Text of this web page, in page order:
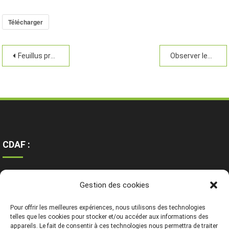
Gestion des cookies
Pour offrir les meilleures expériences, nous utilisons des technologies
telles que les cookies pour stocker et/ou accéder aux informations des
appareils. Le fait de consentir à ces technologies nous permettra de traiter
Télécharger
Feuillus précieux
CDAF :
Mentions légales